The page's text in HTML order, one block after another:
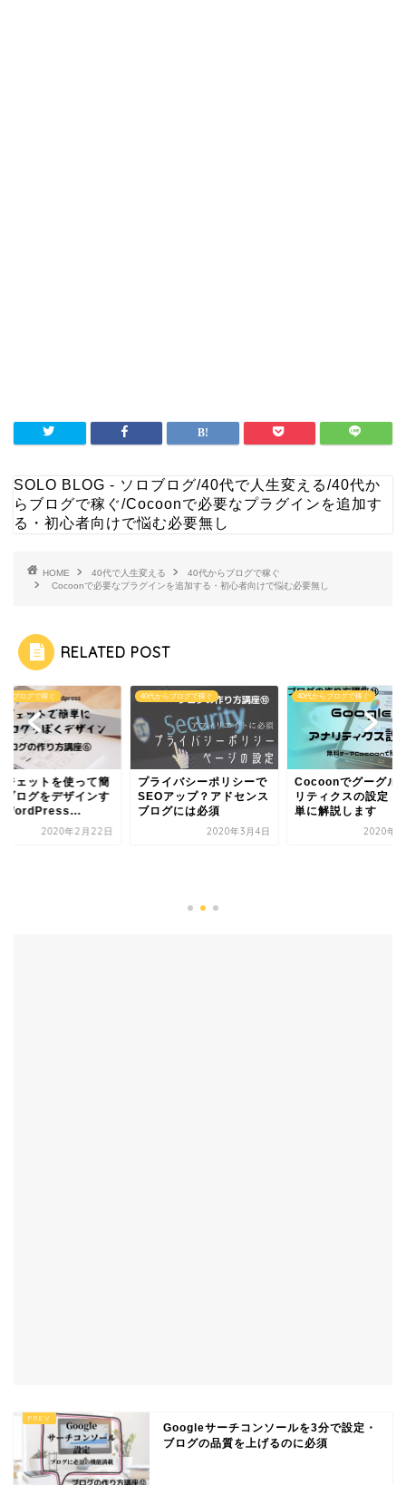
SOLO BLOG - ソロブログ/40代で人生変える/40代か
らブログで稼ぐ/Cocoonで必要なプラグインを追加す
る・初心者向けで悩む必要無し
HOME 40代で人生変える
40代からブログで稼ぐ
Cocoonで必要なプラグインを追加する・初心者向けで悩む必要無し
RELATED POST
らブログで稼ぐ
ジェットを使って簡
ブログをデザインす
WordPress...
2020年2月22日
40代からブログで稼ぐ
プライバシーポリシーで
SEOアップ？アドセンス
ブログには必須
2020年3月4日
40代からブログで稼ぐ
Cocoonでグーグル
リティクスの設定・
単に解説します
2020年3
Googleサーチコンソールを3分で設定・
ブログの品質を上げるのに必須